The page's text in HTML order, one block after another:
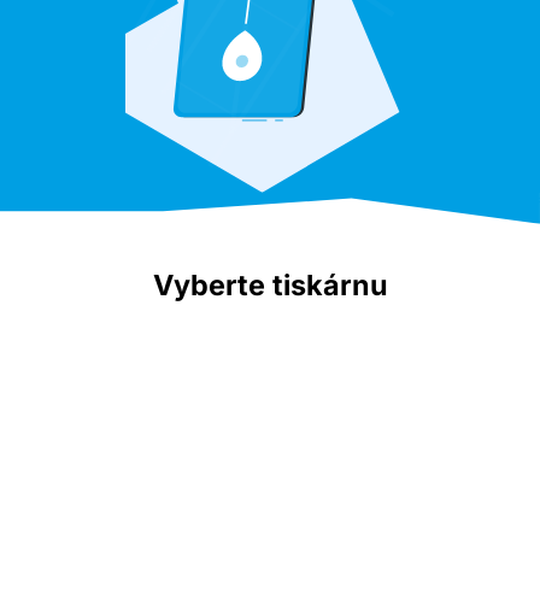
Vyberte tiskárnu